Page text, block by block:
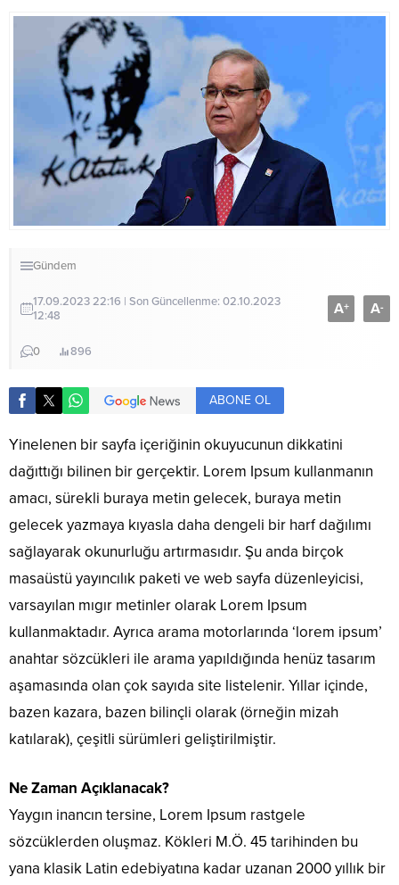
Gündem
17.09.2023 22:16 | Son Güncellenme: 02.10.2023
12:48
0 896
A+ A-
ABONE OL
Yinelenen bir sayfa içeriğinin okuyucunun dikkatini
dağıttığı bilinen bir gerçektir. Lorem Ipsum kullanmanın
amacı, sürekli buraya metin gelecek, buraya metin
gelecek yazmaya kıyasla daha dengeli bir harf dağılımı
sağlayarak okunurluğu artırmasıdır. Şu anda birçok
masaüstü yayıncılık paketi ve web sayfa düzenleyicisi,
varsayılan mıgır metinler olarak Lorem Ipsum
kullanmaktadır. Ayrıca arama motorlarında ‘lorem ipsum’
anahtar sözcükleri ile arama yapıldığında henüz tasarım
aşamasında olan çok sayıda site listelenir. Yıllar içinde,
bazen kazara, bazen bilinçli olarak (örneğin mizah
katılarak), çeşitli sürümleri geliştirilmiştir.
Ne Zaman Açıklanacak?
Yaygın inancın tersine, Lorem Ipsum rastgele
sözcüklerden oluşmaz. Kökleri M.Ö. 45 tarihinden bu
yana klasik Latin edebiyatına kadar uzanan 2000 yıllık bir